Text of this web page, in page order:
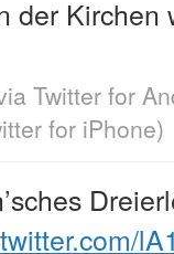
der Kirchen
Twitter for
for iPhone)